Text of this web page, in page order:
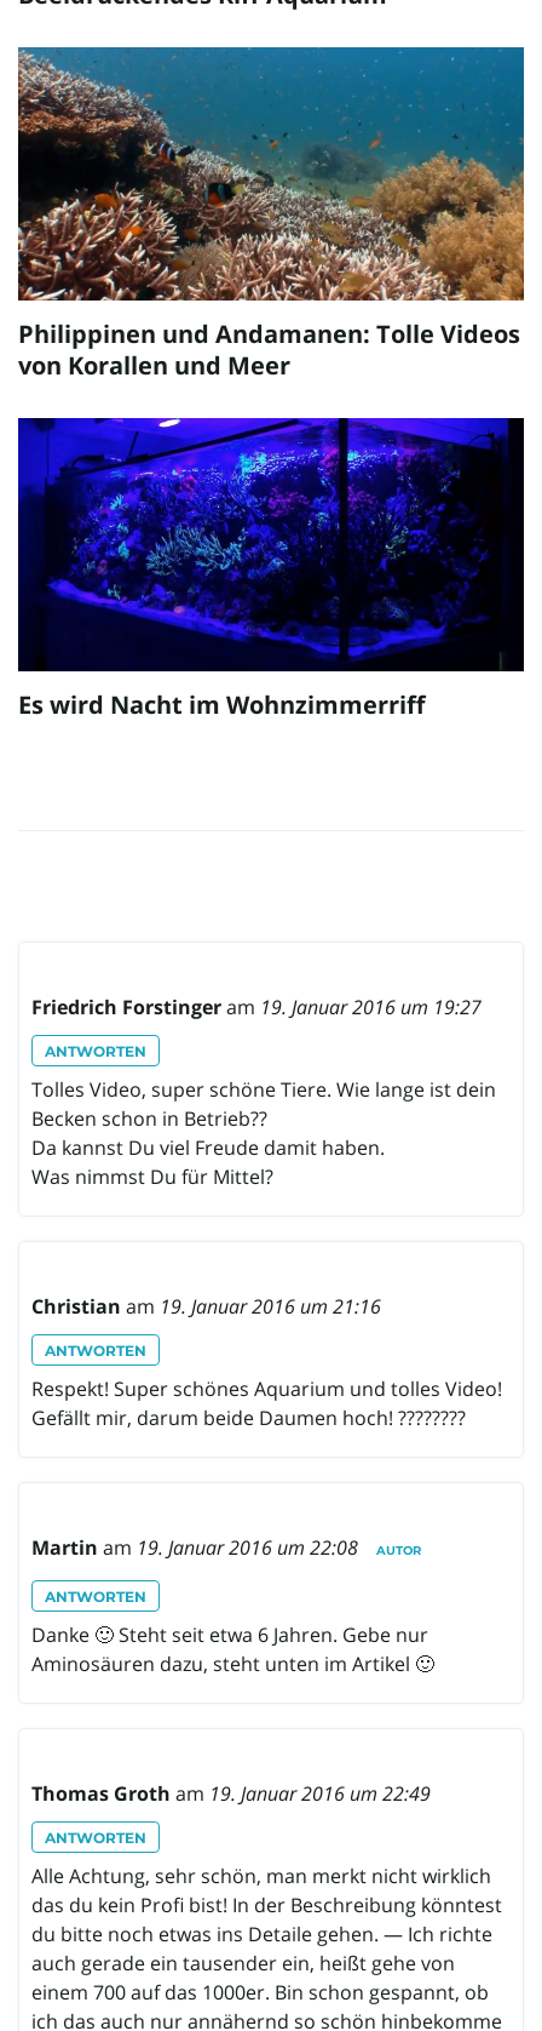
Philippinen und Andamanen: Tolle Videos
von Korallen und Meer
Es wird Nacht im Wohnzimmerriff
Friedrich Forstingeram 19. Januar 2016 um 19:27
ANTWORTEN
Tolles Video, super schöne Tiere. Wie lange ist dein
Becken schon in Betrieb??
Da kannst Du viel Freude damit haben.
Was nimmst Du für Mittel?
Christian am 19. Januar 2016 um 21:16
ANTWORTEN
Respekt! Super schönes Aquarium und tolles Video!
Gefällt mir, darum beide Daumen hoch! ????????
Martin am 19. Januar 2016 um 22:08 AUTOR
ANTWORTEN
Danke 🙂 Steht seit etwa 6 Jahren. Gebe nur
Aminosäuren dazu, steht unten im Artikel 🙂
Thomas Groth am 19. Januar 2016 um 22:49
ANTWORTEN
Alle Achtung, sehr schön, man merkt nicht wirklich
das du kein Profi bist! In der Beschreibung könntest
du bitte noch etwas ins Detaile gehen. — Ich richte
auch gerade ein tausender ein, heißt gehe von
einem 700 auf das 1000er. Bin schon gespannt, ob
ich das auch nur annähernd so schön hinbekomme